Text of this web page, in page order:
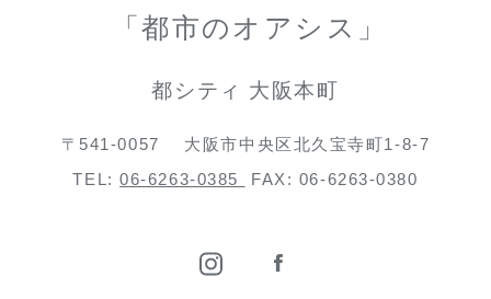
「都市のオアシス」
都シティ 大阪本町
〒541-0057
大阪市中央区北久宝寺町1-8-7
TEL:06-6263-0385 FAX: 06-6263-0380